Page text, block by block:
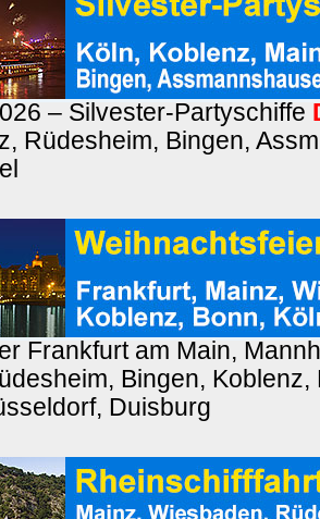
– Silvester-Partyschiffe
Rüdesheim, Bingen,
Frankfurt am Main,
Bingen, Koblenz,
Duisburg